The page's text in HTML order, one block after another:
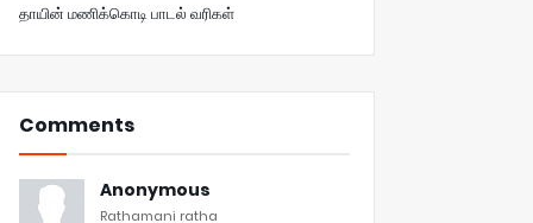
தாயின் மணிக்கொடி பாடல் வரிகள்
Comments
Anonymous
Rathamani ratha